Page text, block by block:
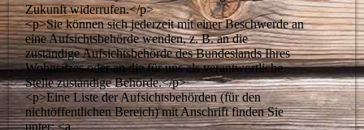
Zukunft widerrufen.</p>
<p>Sie können sich jederzeit mit einer Beschwerde an
eine Aufsichtsbehörde wenden, z. B. an die
zuständige Aufsichtsbehörde des Bundeslands Ihres
Wohnsitzes oder an die für uns als verantwortliche
Stelle zuständige Behörde.</p>
<p>Eine Liste der Aufsichtsbehörden (für den
nichtöffentlichen Bereich) mit Anschrift finden Sie
unter: <a